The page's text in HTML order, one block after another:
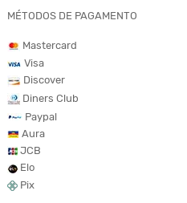
MÉTODOS DE PAGAMENTO
Mastercard
Visa
Discover
Diners Club
Paypal
Aura
JCB
Elo
Pix